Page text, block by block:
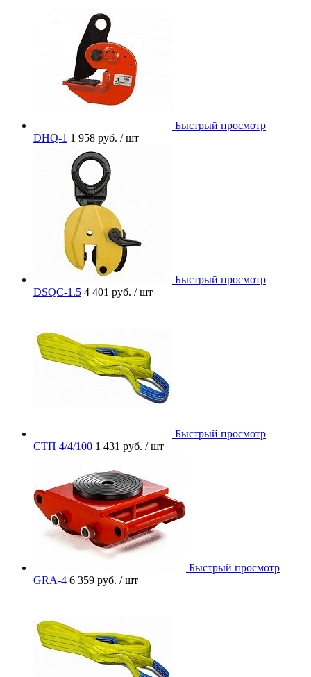
Быстрый просмотр
DHQ-1 1 958 руб. / шт
Быстрый просмотр
DSQC-1.5 4 401 руб. / шт
Быстрый просмотр
СТП 4/4/100 1 431 руб. / шт
Быстрый просмотр
GRA-4 6 359 руб. / шт